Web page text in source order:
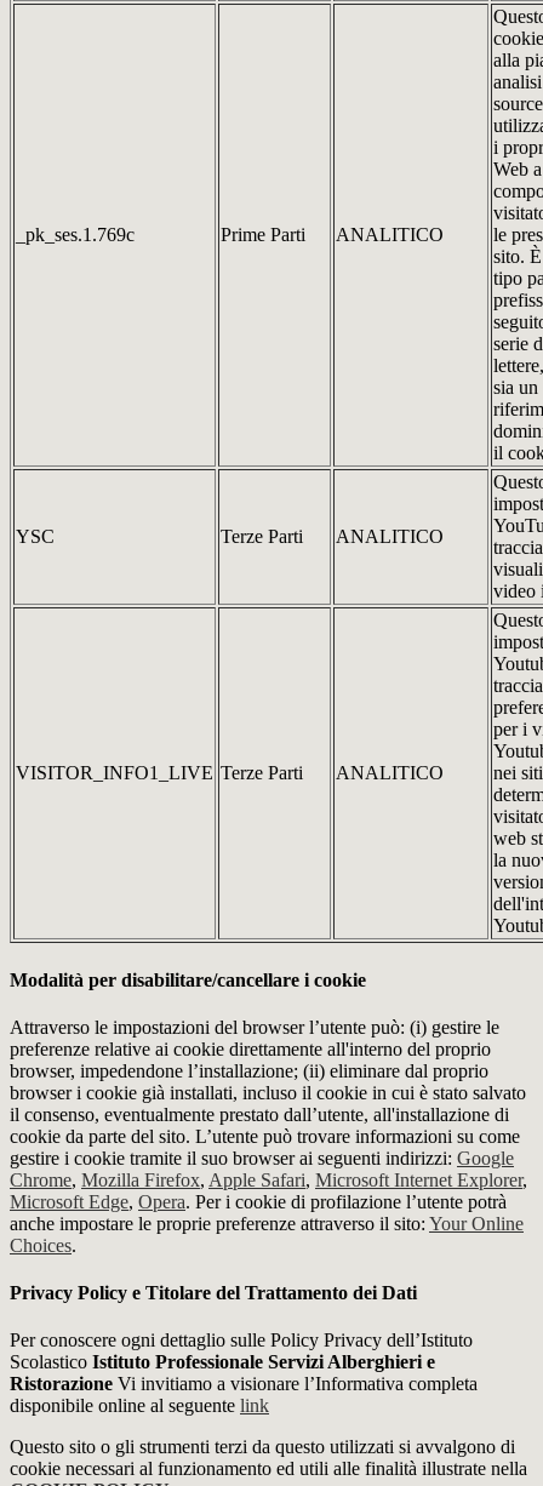
_pk_ses.1.769c Prime Parti ANALITICO
alla
i
Web
le
sito.
tipo
serie
sia
il
YSC Terze Parti ANALITICO
video
VISITOR_INFO1_LIVE Terze Parti ANALITICO
per i
nei
web
la
Modalità per disabilitare/cancellare i cookie
Attraverso le impostazioni del browser l’utente può: (i) gestire le
preferenze relative ai cookie direttamente all'interno del proprio
browser, impedendone l’installazione; (ii) eliminare dal proprio
browser i cookie già installati, incluso il cookie in cui è stato salvato
il consenso, eventualmente prestato dall’utente, all'installazione di
cookie da parte del sito. L’utente può trovare informazioni su come
gestire i cookie tramite il suo browser ai seguenti indirizzi: Google
Chrome, Mozilla Firefox, Apple Safari, Microsoft Internet Explorer,
Microsoft Edge, Opera. Per i cookie di profilazione l’utente potrà
anche impostare le proprie preferenze attraverso il sito: Your Online
Choices.
Privacy Policy e Titolare del Trattamento dei Dati
Per conoscere ogni dettaglio sulle Policy Privacy dell’Istituto
Scolastico Istituto Professionale Servizi Alberghieri e
Ristorazione Vi invitiamo a visionare l’Informativa completa
disponibile online al seguente link
Questo sito o gli strumenti terzi da questo utilizzati si avvalgono di
cookie necessari al funzionamento ed utili alle finalità illustrate nella